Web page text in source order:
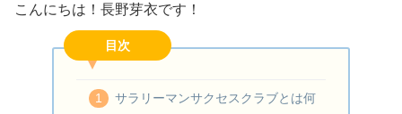
こんにちは！長野芽衣です！
目次
サラリーマンサクセスクラブとは何